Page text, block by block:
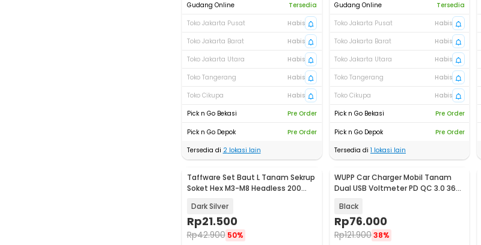
Gudang Online
Tersedia
Toko Jakarta Pusat
Habis
Toko Jakarta Barat
Habis
Toko Jakarta Utara
Habis
Toko Tangerang
Habis
Toko Cikupa
Habis
Pick n Go Bekasi
Pre Order
Pick n Go Depok
Pre Order
Tersedia di 2lokasi lain
Gudang Online
Tersedia
Toko Jakarta Pusat
Habis
Toko Jakarta Barat
Habis
Toko Jakarta Utara
Habis
Toko Tangerang
Habis
Toko Cikupa
Habis
Pick n Go Bekasi
Pre Order
Pick n Go Depok
Pre Order
Tersedia di 1 lokasi lain
Taffware Set Baut L Tanam Sekrup
Soket Hex M3-M8 Headless 200
Dark Silver
Rp21.500
Rp42.900 50%
WUPP Car Charger Mobil Tanam
Dual USB Voltmeter PD QC 3.0 36W
Black
Rp76.000
Rp121.90038%